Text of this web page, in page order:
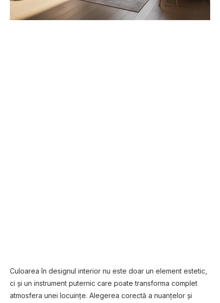
Culoarea în designul interior nu este doar un element estetic,
ci și un instrument puternic care poate transforma complet
atmosfera unei locuințe. Alegerea corectă a nuanțelor și